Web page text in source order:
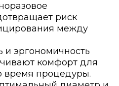
риск
между
и эргономичность
комфорт для
время процедуры.